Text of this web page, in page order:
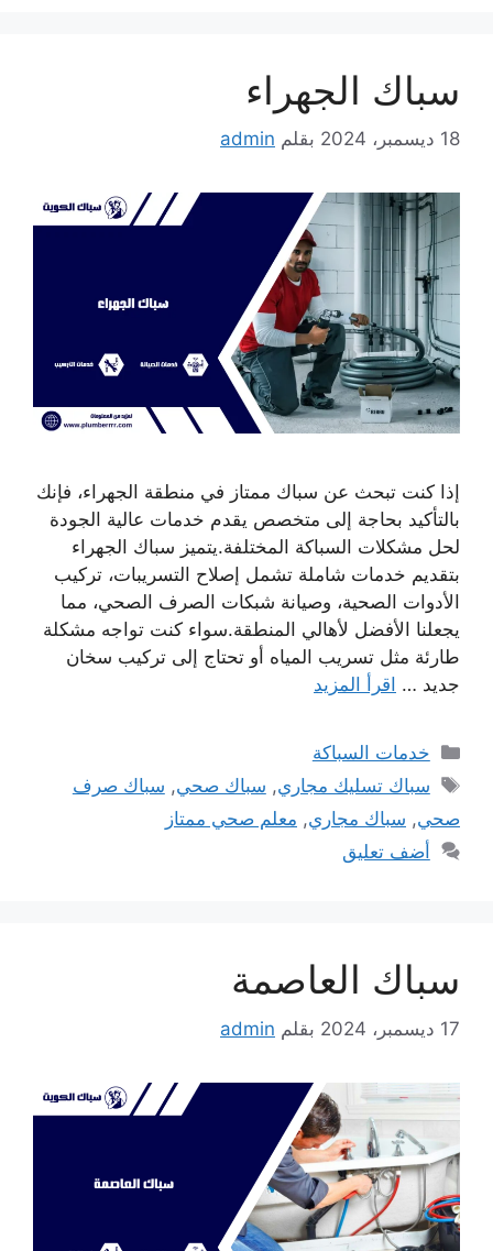
سباك الجهراء
18 ديسمبر، 2024 بقلم admin
إذا كنت تبحث عن سباك ممتاز في منطقة الجهراء، فإنك
بالتأكيد بحاجة إلى متخصص يقدم خدمات عالية الجودة
لحل مشكلات السباكة المختلفة.يتميز سباك الجهراء
بتقديم خدمات شاملة تشمل إصلاح التسريبات، تركيب
الأدوات الصحية، وصيانة شبكات الصرف الصحي، مما
يجعلنا الأفضل لأهالي المنطقة.سواء كنت تواجه مشكلة
طارئة مثل تسريب المياه أو تحتاج إلى تركيب سخان
جديد … اقرأ المزيد
التصنيفات
خدمات السباكة
الوسوم
سباك تسليك مجاري, سباك صحي, سباك صرف
صحي, سباك مجاري, معلم صحي ممتاز
أضف تعليق
سباك العاصمة
17 ديسمبر، 2024 بقلم admin